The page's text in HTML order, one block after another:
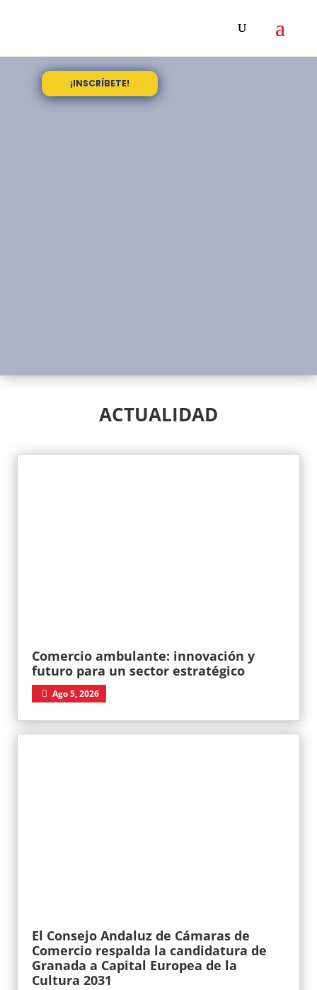
¡INSCRÍBETE!
ACTUALIDAD
Comercio ambulante: innovación y
futuro para un sector estratégico
Ago 5, 2026
El Consejo Andaluz de Cámaras de
Comercio respalda la candidatura de
Granada a Capital Europea de la
Cultura 2031